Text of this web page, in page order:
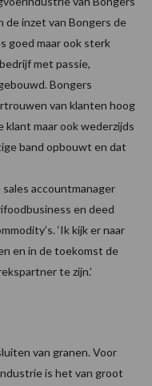
de inzet van Bongers de
goed maar ook sterk
met passie,
Bongers
van klanten hoog
klant maar ook wederzijds
band opbouwt en dat
accountmanager
en deed
‘Ik kijk er naar
en in de toekomst de
te zijn.’
van granen. Voor
is het van groot